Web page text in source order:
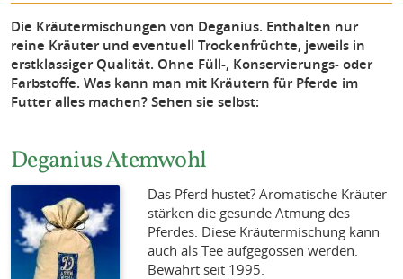
Die Kräutermischungen von Deganius. Enthalten nur
reine Kräuter und eventuell Trockenfrüchte, jeweils in
erstklassiger Qualität. Ohne Füll-, Konservierungs- oder
Farbstoffe. Was kann man mit Kräutern für Pferde im
Futter alles machen? Sehen sie selbst:
Deganius Atemwohl
Das Pferd hustet? Aromatische Kräuter
stärken die gesunde Atmung des
Pferdes. Diese Kräutermischung kann
auch als Tee aufgegossen werden.
Bewährt seit 1995.